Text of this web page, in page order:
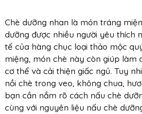
Chè dưỡng nhan là món tráng
dưỡng được nhiều người yêu thích
tế của hàng chục loại thảo mộc
miệng, món chè này còn giúp làm
cơ thể và cải thiện giấc ngủ. Tuy
nồi chè trong veo, không chua,
bạn cần nắm rõ cách nấu chè
cùng với nguyên liệu nấu chè